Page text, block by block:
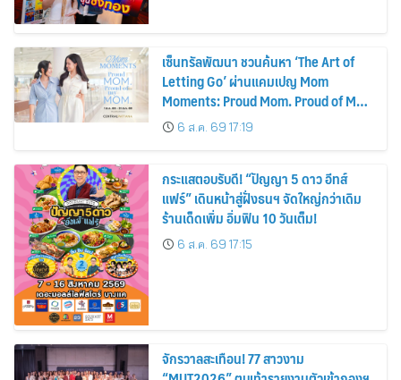
เซ็นทรัลพัฒนา ชวนค้นหา ‘The Art of
Letting Go’ ผ่านแคมเปญ Mom
Moments: Proud Mom. Proud of My
Mom.6 ส.ค. 69 17:19
กระแสตอบรับดี! “ปัญญา 5 ดาว อีทส์
แฟร์” เดินหน้าสู่ฝั่งธนฯ จัดใหญ่กว่าเดิม
ร้านเด็ดเพิ่ม อิ่มฟิน 10 วันเต็ม!
6 ส.ค. 69 17:15
จักรวาลสะเทือน! 77 สาวงาม